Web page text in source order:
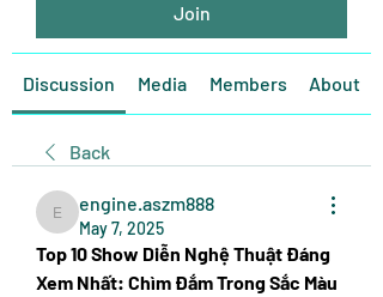
Join
Discussion Media Members About
Back
engine.aszm888
engine.aszm888
May 7, 2025
Top 10 Show Diễn Nghệ Thuật Đáng
Xem Nhất: Chìm Đắm Trong Sắc Màu